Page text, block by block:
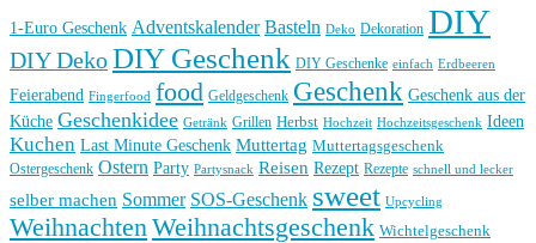
1-Euro Geschenk Adventskalender Basteln Deko Dekoration DIY
DIY DekoDIY Geschenk DIY Geschenke einfach Erdbeeren
Feierabend Fingerfood food Geldgeschenk Geschenk Geschenk aus der
Küche Geschenkidee Getränk Grillen Herbst Hochzeit Hochzeitsgeschenk Ideen
Kuchen Last Minute Geschenk Muttertag Muttertagsgeschenk
Ostergeschenk Ostern Party Partysnack Reisen Rezept Rezepte schnell und lecker
selber machen Sommer SOS-Geschenk sweet Upcycling
Weihnachten Weihnachtsgeschenk Wichtelgeschenk